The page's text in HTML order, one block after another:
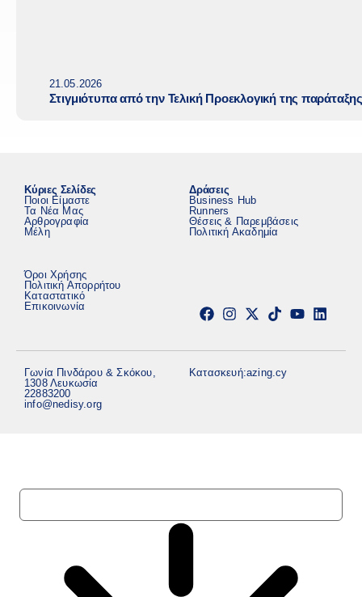
21.05.2026
Στιγμιότυπα από την Τελική Προεκλογική της
Κύριες Σελίδες
Ποιοι Είμαστε
Τα Νέα Μας
Αρθρογραφία
Μέλη
Δράσεις
Business Hub
Runners
Θέσεις & Παρεμβάσεις
Πολιτική Ακαδημία
Όροι Χρήσης
Πολιτική Απορρήτου
Καταστατικό
Επικοινωνία
Γωνία Πινδάρου & Σκόκου,
1308 Λευκωσία
22883200
info@nedisy.org
Κατασκευή:azing.cy